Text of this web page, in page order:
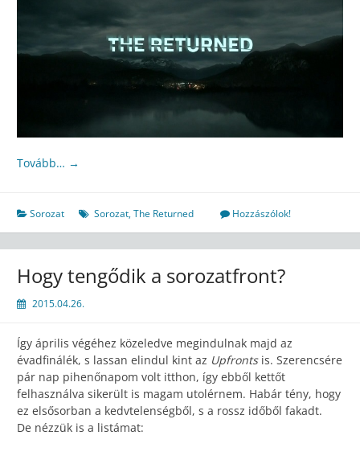
Tovább… →
Sorozat Sorozat,The Returned Hozzászólok!
Hogy tengődik a sorozatfront?
2015.04.26.
Így április végéhez közeledve megindulnak majd az
évadfinálék, s lassan elindul kint az Upfronts is. Szerencsére
pár nap pihenőnapom volt itthon, így ebből kettőt
felhasználva sikerült is magam utolérnem. Habár tény, hogy
ez elsősorban a kedvtelenségből, s a rossz időből fakadt.
De nézzük is a listámat: